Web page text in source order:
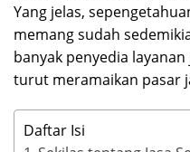
Yang jelas,
memang sudah
banyak penyedia
turut meramaikan pasar
Daftar Isi